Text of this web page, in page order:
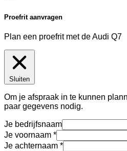
Proefrit aanvragen
Plan een proefrit met de Audi Q7
Sluiten
Om je afspraak in te kunnen
paar gegevens nodig.
Je bedrijfsnaam
Je voornaam
Je achternaam